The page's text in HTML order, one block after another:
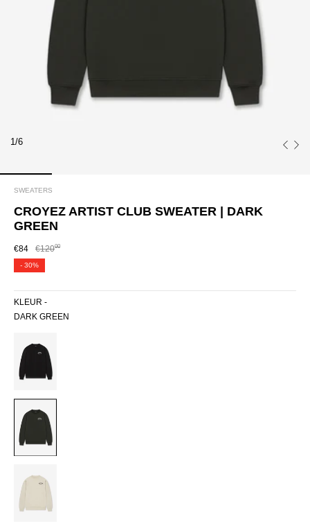
1/6
SWEATERS
CROYEZ ARTIST CLUB SWEATER | DARK
GREEN
€84 €12000
- 30%
KLEUR -
DARK GREEN
BLACK
DARK
GREEN
WHITE